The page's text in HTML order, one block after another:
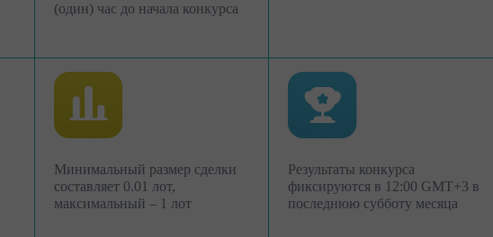
(один) час до начала конкурса
Минимальный размер сделки
составляет 0.01 лот,
максимальный – 1 лот
Результаты конкурса
фиксируются в 12:00 GMT+3 в
последнюю субботу месяца
Торгуйте
реальный счёт
Торгуйте Торгуйте